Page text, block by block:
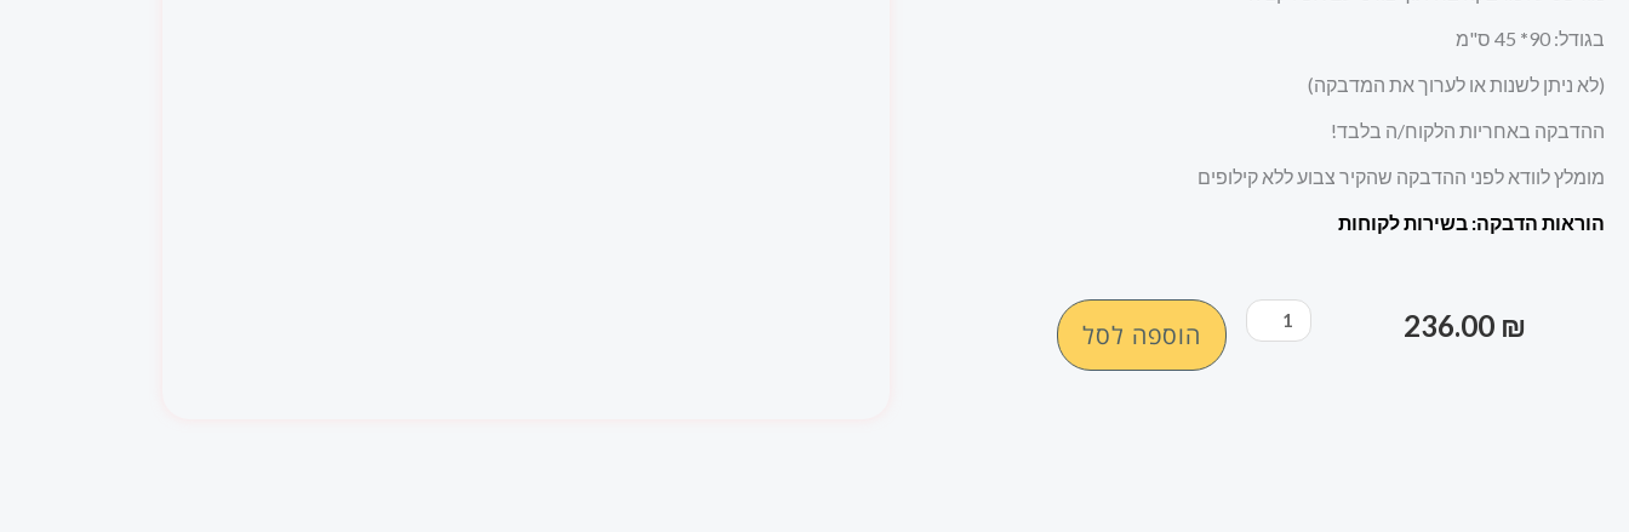
בגודל: 90
*
(לא ניתן לשנות או לערוך את המדבקה)
ההדבקה באחריות הלקוח/ה בלבד!
מומלץ לוודא לפני ההדבקה שהקיר צבוע ללא קילופים
הוראות הדבקה: בשירות לקוחות
236.00 ₪
כמות
הוספה לסל